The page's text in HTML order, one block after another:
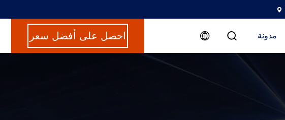
مدونة احصل على أفضل سعر